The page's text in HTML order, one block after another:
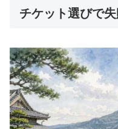
チケット選びで